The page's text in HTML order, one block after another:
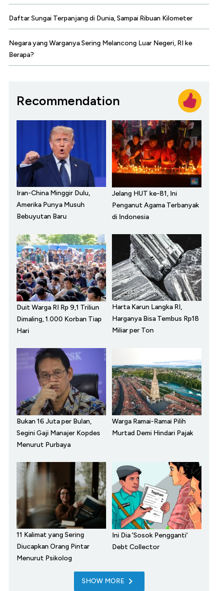
Daftar Sungai Terpanjang di Dunia, Sampai Ribuan Kilometer
Negara yang Warganya Sering Melancong Luar Negeri, RI ke
Berapa?
Recommendation
Iran-China Minggir Dulu,
Amerika Punya Musuh
Bebuyutan Baru
Jelang HUT ke-81, Ini
Penganut Agama Terbanyak
di Indonesia
Duit Warga RI Rp 9,1 Triliun
Dimaling, 1.000 Korban Tiap
Hari
Harta Karun Langka RI,
Harganya Bisa Tembus Rp18
Miliar per Ton
Bukan 16 Juta per Bulan,
Segini Gaji Manajer Kopdes
Menurut Purbaya
Warga Ramai-Ramai Pilih
Murtad Demi Hindari Pajak
11 Kalimat yang Sering
Diucapkan Orang Pintar
Menurut Psikolog
Ini Dia 'Sosok Pengganti'
Debt Collector
SHOW MORE